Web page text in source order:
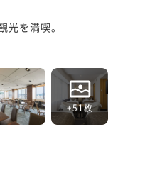
を満喫。
+51枚